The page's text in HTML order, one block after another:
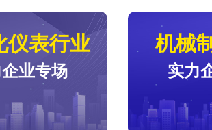
仪表行业
业专场
机械
实力